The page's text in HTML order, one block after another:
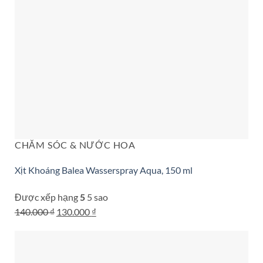
CHĂM SÓC & NƯỚC HOA
Xịt Khoáng Balea Wasserspray Aqua, 150 ml
Được xếp hạng55 sao
140.000₫ Giá
130.000 ₫Giá